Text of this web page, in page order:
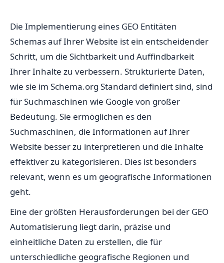
Die Implementierung eines GEO Entitäten
Schemas auf Ihrer Website ist ein entscheidender
Schritt, um die Sichtbarkeit und Auffindbarkeit
Ihrer Inhalte zu verbessern. Strukturierte Daten,
wie sie im Schema.org Standard definiert sind, sind
für Suchmaschinen wie Google von großer
Bedeutung. Sie ermöglichen es den
Suchmaschinen, die Informationen auf Ihrer
Website besser zu interpretieren und die Inhalte
effektiver zu kategorisieren. Dies ist besonders
relevant, wenn es um geografische Informationen
geht.
Eine der größten Herausforderungen bei der GEO
Automatisierung liegt darin, präzise und
einheitliche Daten zu erstellen, die für
unterschiedliche geografische Regionen und